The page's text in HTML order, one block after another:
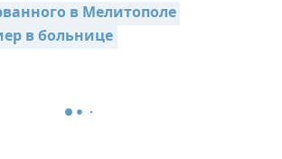
в Мелитополе
в больнице